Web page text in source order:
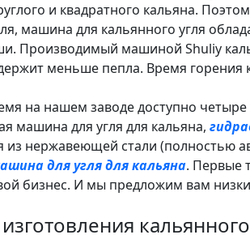
и квадратного кальяна.
машина для кальянного угля
Производимый машиной Shuliy
меньше пепла. Время горения
на нашем заводе доступно
машина для угля для кальяна,
из нержавеющей стали (полностью
для угля для кальяна. Первые
бизнес. И мы предложим вам
кальянного